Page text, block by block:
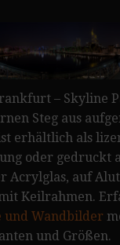
– Skyline
Steg aus
erhältlich als
oder gedruckt
Acrylglas, auf
Keilrahmen.
und Wandbilder
und Größen.